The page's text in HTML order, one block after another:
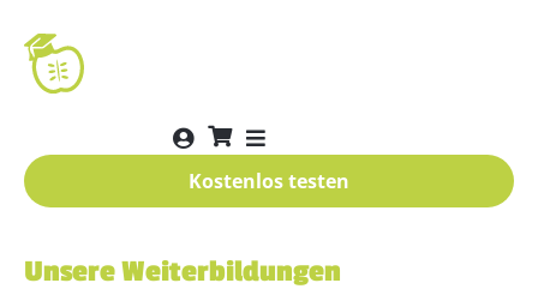
Kostenlos testen
Unsere Weiterbildungen